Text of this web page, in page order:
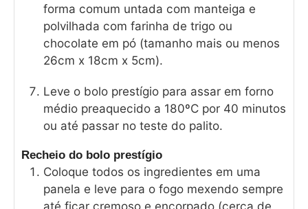
forma comum untada com manteiga e
polvilhada com farinha de trigo ou
chocolate em pó (tamanho mais ou menos
26cm x 18cm x 5cm).
Leve o bolo prestígio para assar em forno
médio preaquecido a 180ºC por 40 minutos
ou até passar no teste do palito.
Recheio do bolo prestígio
Coloque todos os ingredientes em uma
panela e leve para o fogo mexendo sempre
até ficar cremoso e encorpado (cerca de